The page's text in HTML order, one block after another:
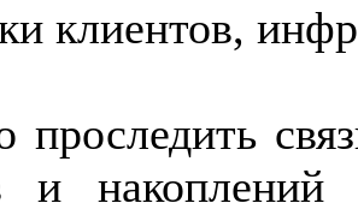
клиентов,
проследить
и